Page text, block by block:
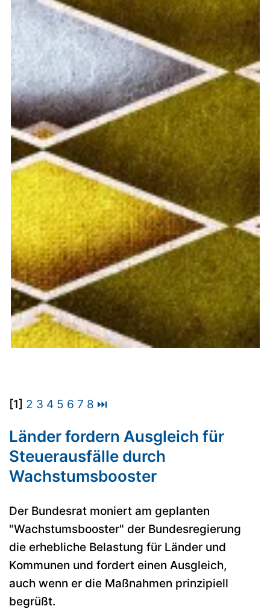
[1] 2 3 4 5 6 7 8 ⏭
Länder fordern Ausgleich für
Steuerausfälle durch
Wachstumsbooster
Der Bundesrat moniert am geplanten
"Wachstumsbooster" der Bundesregierung
die erhebliche Belastung für Länder und
Kommunen und fordert einen Ausgleich,
auch wenn er die Maßnahmen prinzipiell
begrüßt.